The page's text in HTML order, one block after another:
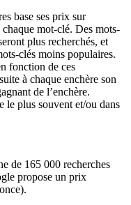
base ses prix sur
chaque mot-clé. Des mots-
plus recherchés, et
clés moins populaires.
fonction de ces
à chaque enchère son
de l’enchère.
le plus souvent et/ou dans
de 165 000 recherches
propose un prix